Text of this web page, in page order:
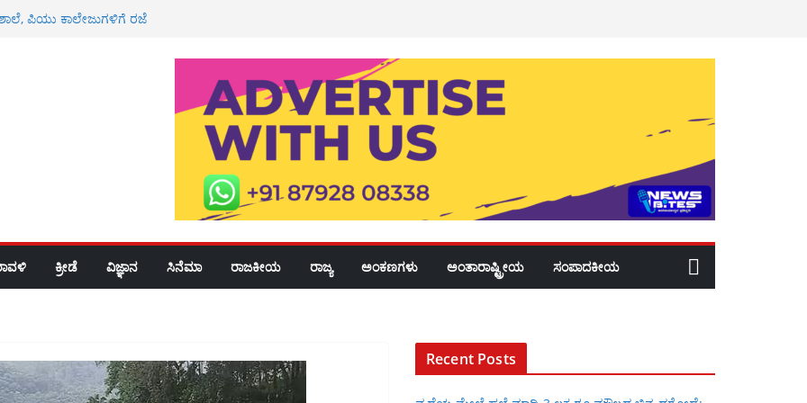
ಪಿಯು ಕಾಲೇಜುಗಳಿಗೆ ರಜೆ
ಮೌಲ್ಯದ ಚಿನ್ನ ದರೋಡೆ: ಇಬ್ಬರ ಬಂಧನ
ಸೇವೆ
ಕ್ರೀಡೆ ವಿಜ್ಞಾನ ಸಿನೆಮಾ ರಾಜಕೀಯ ರಾಜ್ಯ ಅಂಕಣಗಳು ಅಂತಾರಾಷ್ಟ್ರೀಯ ಸಂಪಾದಕೀಯ
Recent Posts